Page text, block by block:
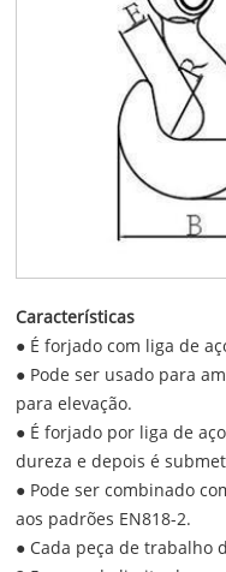
Características
● É forjado com liga de
● Pode ser usado para
para elevação.
● É forjado por liga de
dureza e depois é
● Pode ser combinado
aos padrões EN818-2.
● Cada peça de trabalho